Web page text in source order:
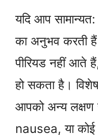
यदि आप
का अनुभव करती
पीरियड नहीं आते
हो सकता है।
आपको अन्य लक्षण
nausea, या कोई